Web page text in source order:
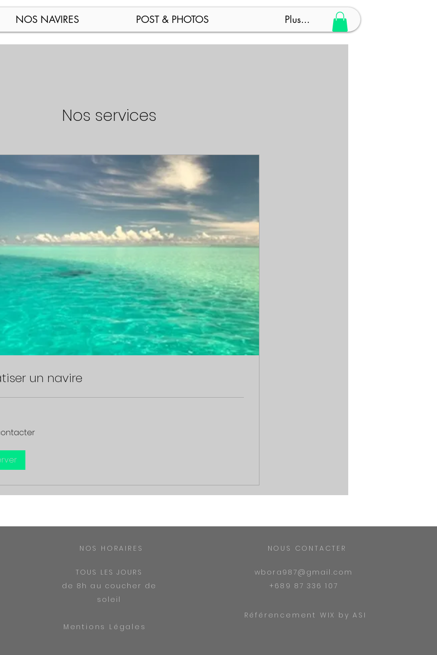
NOS NAVIRES POST & PHOTOS Plus...
Nos services
un navire
NOS HORAIRES
TOUS LES JOURS
de 8h au coucher de
soleil
Mentions Légales
NOUS CONTACTER
wbora987@gmail.com
+689 87 336 107
Référencement WIX by ASI